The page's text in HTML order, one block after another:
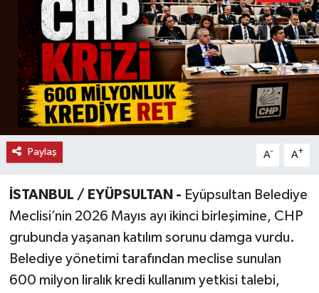
Paylaş A- A+
İSTANBUL / EYÜPSULTAN - Eyüpsultan Belediye
Meclisi’nin 2026 Mayıs ayı ikinci birleşimine, CHP
grubunda yaşanan katılım sorunu damga vurdu.
Belediye yönetimi tarafından meclise sunulan
600 milyon liralık kredi kullanım yetkisi talebi,
SAĞLIK
SPOR
TEKNOLOJİ